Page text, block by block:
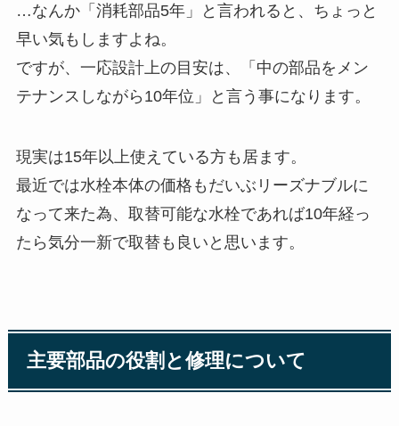
…なんか「消耗部品5年」と言われると、ちょっと
早い気もしますよね。
ですが、一応設計上の目安は、「中の部品をメン
テナンスしながら10年位」と言う事になります。
現実は15年以上使えている方も居ます。
最近では水栓本体の価格もだいぶリーズナブルに
なって来た為、取替可能な水栓であれば10年経っ
たら気分一新で取替も良いと思います。
主要部品の役割と修理について